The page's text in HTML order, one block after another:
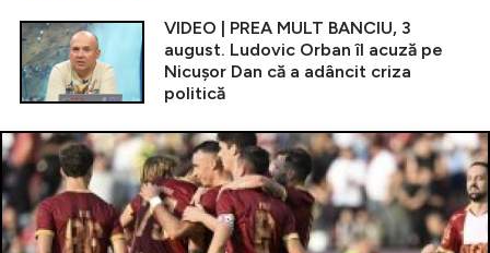
VIDEO | PREA MULT BANCIU, 3
august. Ludovic Orban îl acuză pe
Nicușor Dan că a adâncit criza
politică